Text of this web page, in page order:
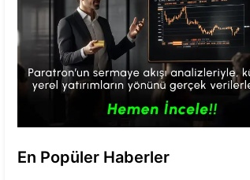
En Popüler Haberler